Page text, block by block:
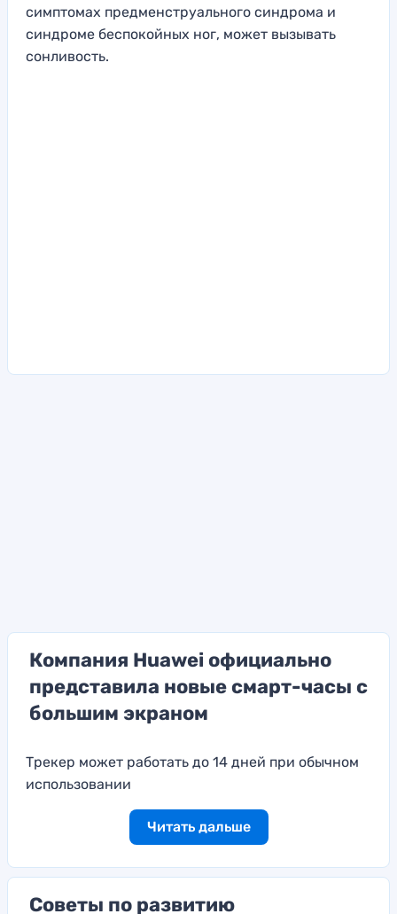
симптомах предменструального синдрома и
синдроме беспокойных ног, может вызывать
сонливость.
Компания Huawei официально
представила новые смарт-часы с
большим экраном
Трекер может работать до 14 дней при обычном
использовании
Читать дальше
Советы по развитию